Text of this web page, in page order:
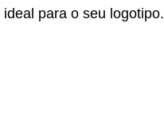
para o seu logotipo.